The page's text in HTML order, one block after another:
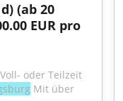
(ab 20
EUR pro
oder Teilzeit
Mit über